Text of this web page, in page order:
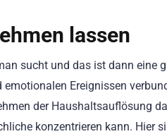
lassen
sucht und das ist dann eine
Ereignissen
der Haushaltsauflösung
konzentrieren kann. Hier